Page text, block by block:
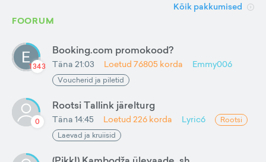
Kõik pakkumised
FOORUM
1343
Booking.com promokood?
Täna 21:03 Loetud 76805 korda Emmy006
Voucherid ja piletid
0
Rootsi Tallink järelturg
Täna 14:45 Loetud 226 korda Lyric6
Rootsi
Laevad ja kruiisid